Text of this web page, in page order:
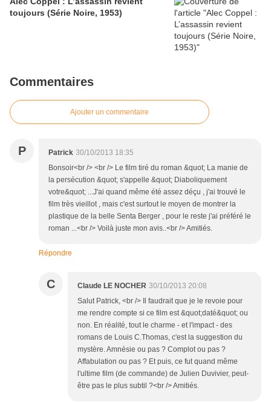
toujours (Série Noire, 1953)
Commentaires
Ajouter un commentaire
P Patrick 30/10/2013 18:35
Bonsoir<br /> <br /> Le film tiré du roman &quot; La manie de
la persécution &quot; s'appelle &quot; Diaboliquement
votre&quot; ...J'ai quand même été assez déçu , j'ai trouvé le
film très vieillot , mais c'est surtout le moyen de montrer la
plastique de la belle Senta Berger , pour le reste j'ai préféré le
roman ...<br /> Voilà juste mon avis..<br /> Amitiés.
Répondre
C Claude LE NOCHER 30/10/2013 20:08
Salut Patrick, <br /> Il faudrait que je le revoie pour
me rendre compte si ce film est &quot;daté&quot; ou
non. En réalité, tout le charme - et l'impact - des
romans de Louis C.Thomas, c'est la suggestion du
mystère. Amnésie ou pas ? Complot ou pas ?
Affabulation ou pas ? Et puis, ce fut quand même
l'ultime film (de commande) de Julien Duvivier, peut-
être pas le plus subtil ?<br /> Amitiés.